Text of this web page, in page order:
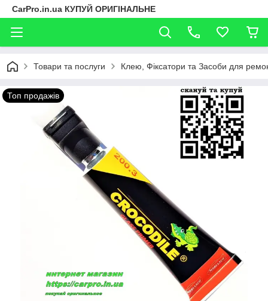
CarPro.in.ua КУПУЙ ОРИГІНАЛЬНЕ
Товари та послуги Клею, Фіксатори та Засоби для
Топ продажів